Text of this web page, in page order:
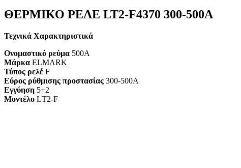
ΘΕΡΜΙΚΟ ΡΕΛΕ LT2-F4370 300-500A
Τεχνικά Χαρακτηριστικά
Ονομαστικό ρεύμα 500A
Μάρκα ELMARK
Τύπος ρελέ F
Εύρος ρύθμισης προστασίας 300-500A
Εγγύηση 5+2
Mοντέλο LТ2-F